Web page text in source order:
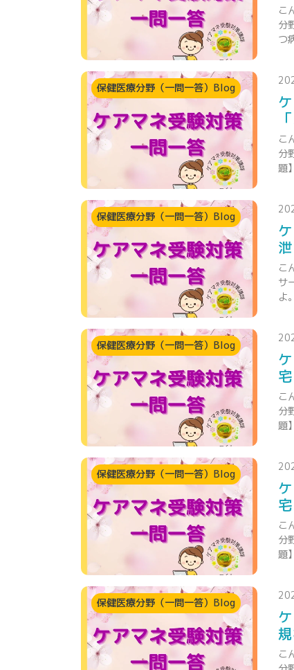
こ
分
つ
保健医療分野（一問一答）Blog
こ
分
題
保健医療分野（一問一答）Blog
こ
サ
よ
保健医療分野（一問一答）Blog
こ
分
題
保健医療分野（一問一答）Blog
こ
分
題
保健医療分野（一問一答）Blog
こ